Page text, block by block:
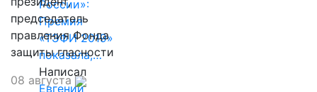
России»:
Премия
«ТЭФИ 2019»
показала,…
Написал
Евгений
председатель
правления Фонда
защиты гласности
08 августа